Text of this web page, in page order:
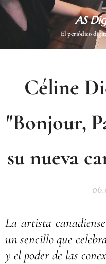
AS
El periódico
Céline
"Bonjour,
su nueva
La artista
un sencillo que
y el poder de las